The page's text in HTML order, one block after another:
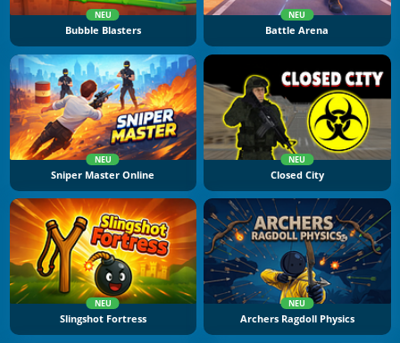
NEU
Bubble Blasters
NEU
Battle Arena
NEU
Sniper Master Online
NEU
Closed City
NEU
Slingshot Fortress
NEU
Archers Ragdoll Physics